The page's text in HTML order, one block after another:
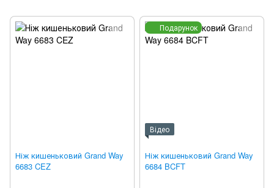
Ніж кишеньковий Grand Way
6683 CEZ
Подарунок
Відео
Ніж кишеньковий Grand Way
6684 BCFT